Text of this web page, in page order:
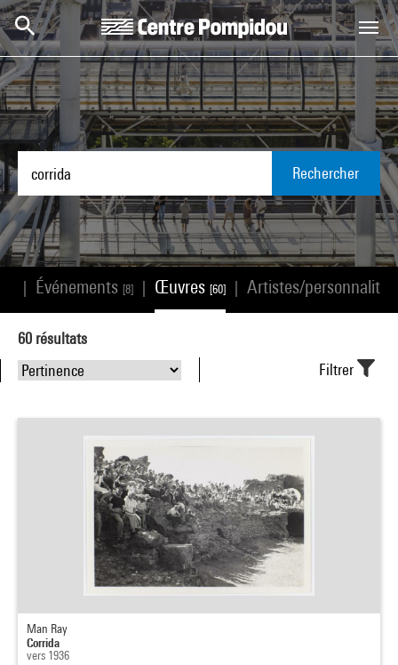
Aller au contenu principal
Centre Pompidou
Rechercher
Événements [8] Œuvres [60] Artistes/
60 résultats
Filtrer
Man Ray
Corrida
vers 1936